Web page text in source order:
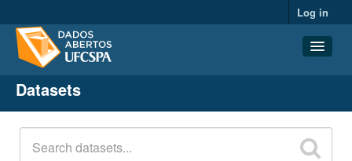
Log in
Datasets
Organizations
Groups
Datasets